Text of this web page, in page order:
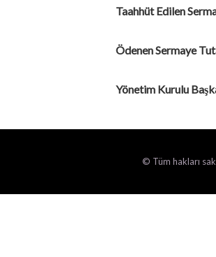
Taahhüt Edilen
Ödenen Sermaye
Yönetim Kurulu
© Tüm hakları